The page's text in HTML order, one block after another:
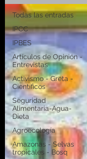
Todas las entradas
IPCC
IPBES
Artículos de Opinión -
Entrevistas
Activismo - Greta -
Científicos
Seguridad
Alimentaria-Agua-
Dieta
Agroecología
Amazonas - Selvas
tropicales - Bosq